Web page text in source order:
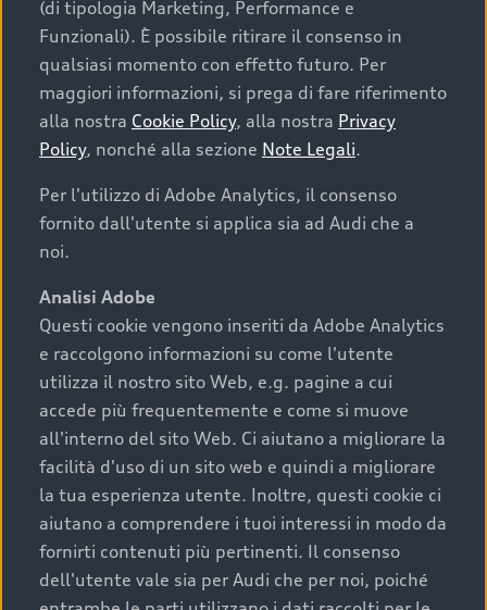
Cosa sapere prima di
acquistare la tua prossima
auto
I requisiti fondamentali da considerare prima di
acquistare un’auto usata, oltre al prezzo e all'aspetto,
chilometraggio: un valore contenuto corrisponde a
uno stato migliore del veicolo e a una maggiore
durata nel tempo;
cronologia dei tagliandi: una documentazione
completa della vettura certifica una manutenzione
costante e accurata;
condizioni della carrozzeria e degli interni: una
buona conservazione evidenzia cura e attenzione del
precedente proprietario;
(di tipologia Marketing, Performance e
Funzionali). È possibile ritirare il consenso in
qualsiasi momento con effetto futuro. Per
maggiori informazioni, si prega di fare riferimento
alla nostra Cookie Policy, alla nostra Privacy
Policy, nonché alla sezione Note Legali.
Per l'utilizzo di Adobe Analytics, il consenso
fornito dall'utente si applica sia ad Audi che a
noi.
Analisi Adobe
Questi cookie vengono inseriti da Adobe Analytics
e raccolgono informazioni su come l'utente
utilizza il nostro sito Web, e.g. pagine a cui
accede più frequentemente e come si muove
all'interno del sito Web. Ci aiutano a migliorare la
facilità d'uso di un sito web e quindi a migliorare
la tua esperienza utente. Inoltre, questi cookie ci
aiutano a comprendere i tuoi interessi in modo da
fornirti contenuti più pertinenti. Il consenso
dell'utente vale sia per Audi che per noi, poiché